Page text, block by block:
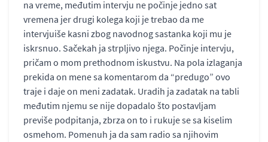
na vreme, međutim intervju ne počinje jedno sat
vremena jer drugi kolega koji je trebao da me
intervjuiše kasni zbog navodnog sastanka koji mu je
iskrsnuo. Sačekah ja strpljivo njega. Počinje intervju,
pričam o mom prethodnom iskustvu. Na pola izlaganja
prekida on mene sa komentarom da “predugo” ovo
traje i daje on meni zadatak. Uradih ja zadatak na tabli
međutim njemu se nije dopadalo što postavljam
previše podpitanja, zbrza on to i rukuje se sa kiselim
osmehom. Pomenuh ja da sam radio sa njihovim